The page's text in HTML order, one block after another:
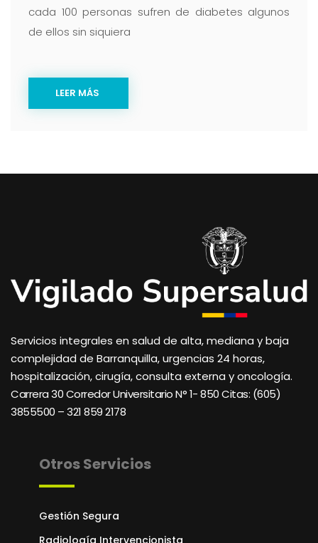
cada 100 personas sufren de diabetes algunos
de ellos sin siquiera
LEER MÁS
Servicios integrales en salud de alta, mediana y baja
complejidad de Barranquilla, urgencias 24 horas,
hospitalización, cirugía, consulta externa y oncología.
Carrera 30 Corredor Universitario N° 1- 850 Citas: (605)
3855500 – 321 859 2178
Otros Servicios
Gestión Segura
Radiología Intervencionista